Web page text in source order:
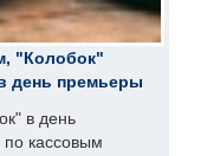
"Колобок"
день премьеры
в день
по кассовым